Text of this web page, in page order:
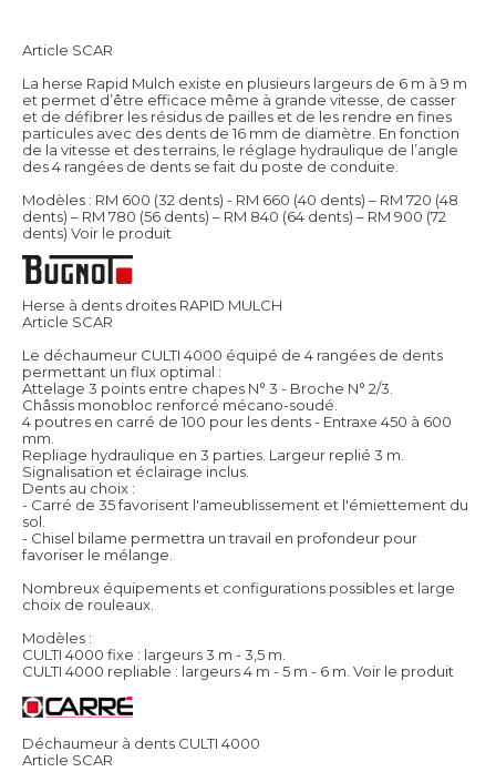
Article SCAR
La herse Rapid Mulch existe en plusieurs largeurs de 6 m à 9 m
et permet d’être efficace même à grande vitesse, de casser
et de défibrer les résidus de pailles et de les rendre en fines
particules avec des dents de 16 mm de diamètre. En fonction
de la vitesse et des terrains, le réglage hydraulique de l’angle
des 4 rangées de dents se fait du poste de conduite.
Modèles : RM 600 (32 dents) - RM 660 (40 dents) – RM 720 (48
dents) – RM 780 (56 dents) – RM 840 (64 dents) – RM 900 (72
dents) Voir le produit
Herse à dents droites RAPID MULCH
Article SCAR
Le déchaumeur CULTI 4000 équipé de 4 rangées de dents
permettant un flux optimal :
Attelage 3 points entre chapes N° 3 - Broche N° 2/3.
Châssis monobloc renforcé mécano-soudé.
4 poutres en carré de 100 pour les dents - Entraxe 450 à 600
mm.
Repliage hydraulique en 3 parties. Largeur replié 3 m.
Signalisation et éclairage inclus.
Dents au choix :
- Carré de 35 favorisent l'ameublissement et l'émiettement du
sol.
- Chisel bilame permettra un travail en profondeur pour
favoriser le mélange.
Nombreux équipements et configurations possibles et large
choix de rouleaux.
Modèles :
CULTI 4000 fixe : largeurs 3 m - 3,5 m.
CULTI 4000 repliable : largeurs 4 m - 5 m - 6 m. Voir le produit
Déchaumeur à dents CULTI 4000
Article SCAR